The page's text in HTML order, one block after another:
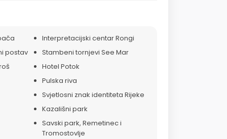
postav
Interpretacijski centar Rongi
Stambeni tornjevi See Mar
Hotel Potok
Pulska riva
Svjetlosni znak identiteta Rijeke
Kazališni park
Savski park, Remetinec i
Tromostovlje